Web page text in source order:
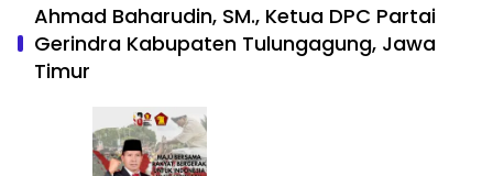
Ahmad Baharudin, SM., Ketua DPC Partai
Gerindra Kabupaten Tulungagung, Jawa
Timur